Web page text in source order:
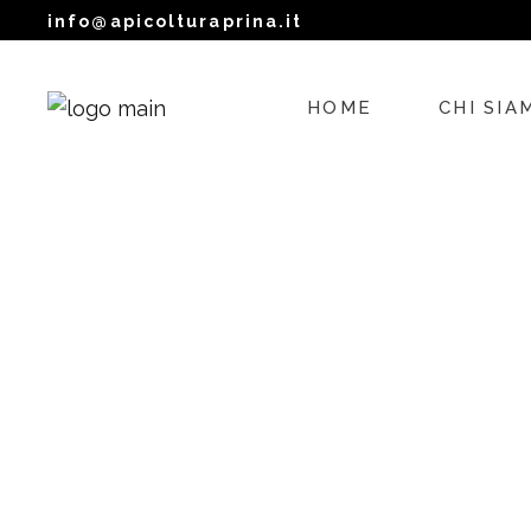
info@apicolturaprina.it
HOME CHI